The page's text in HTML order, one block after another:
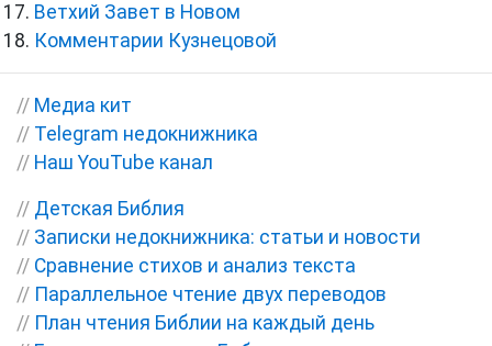
Ветхий Завет в Новом
Комментарии Кузнецовой
// Медиа кит
// Telegram недокнижника
// Наш YouTube канал
// Детская Библия
// Записки недокнижника: статьи и новости
// Сравнение стихов и анализ текста
// Параллельное чтение двух переводов
// План чтения Библии на каждый день